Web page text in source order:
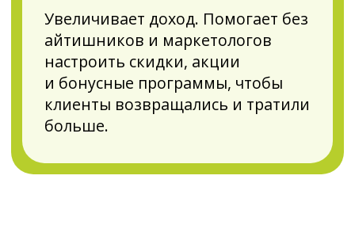
ленте и снижение банковской
комиссии до 0,4%
Быстрый запуск акций
и спецпредложений
и их корректный учёт при
продаже
22 200 ₽/год